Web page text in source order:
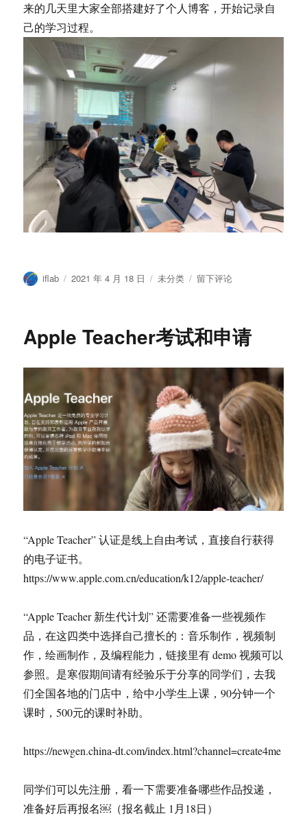
来的几天里大家全部搭建好了个人博客，开始记录自
己的学习过程。
作
iflab
发
2021 年 4 月 18 日
分
未分类
于
次
训
程
留下评论
Apple Teacher考试和申请
“Apple Teacher” 认证是线上自由考试，直接自行获得
的电子证书。
https://www.apple.com.cn/education/k12/apple-teacher/
“Apple Teacher 新生代计划” 还需要准备一些视频作
品，在这四类中选择自己擅长的：音乐制作，视频制
作，绘画制作，及编程能力，链接里有 demo 视频可以
参照。是寒假期间请有经验乐于分享的同学们，去我
们全国各地的门店中，给中小学生上课，90分钟一个
课时，500元的课时补助。
https://newgen.china-dt.com/index.html?channel=create4me
同学们可以先注册，看一下需要准备哪些作品投递，
准备好后再报名￼（报名截止 1月18日）